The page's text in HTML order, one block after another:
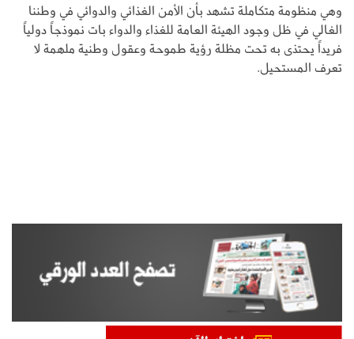
وهي منظومة متكاملة تشهد بأن الأمن الغذائي والدوائي في وطننا
الغالي في ظل وجود الهيئة العامة للغذاء والدواء بات نموذجاً دولياً
فريداً يحتذى به تحت مظلة رؤية طموحة وعقول وطنية ملهمة لا
تعرف المستحيل.